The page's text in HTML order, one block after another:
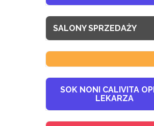
SALONY SPRZEDAŻY
SOK NONI CALIVITA
LEKARZA